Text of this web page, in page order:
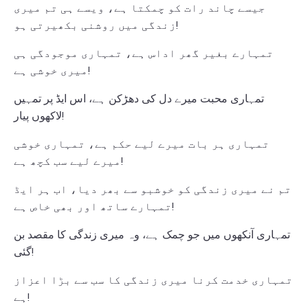
جیسے چاند رات کو چمکتا ہے، ویسے ہی تم میری
زندگی میں روشنی بکھیرتی ہو!
تمہارے بغیر گھر اداس ہے، تمہاری موجودگی ہی
میری خوشی ہے!
تمہاری محبت میرے دل کی دھڑکن ہے، اس ایڈ پر تمہیں
لاکھوں پیار!
تمہاری ہر بات میرے لیے حکم ہے، تمہاری خوشی
میرے لیے سب کچھ ہے!
تم نے میری زندگی کو خوشبو سے بھر دیا، اب ہر ایڈ
تمہارے ساتھ اور بھی خاص ہے!
تمہاری آنکھوں میں جو چمک ہے، وہ میری زندگی کا مقصد بن
گئی!
تمہاری خدمت کرنا میری زندگی کا سب سے بڑا اعزاز
ہے!